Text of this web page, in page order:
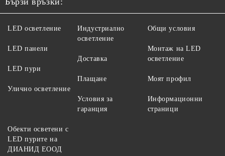
LED осветление
LED панели
LED пури
Улично осветление
Индустриално
осветление
Доставка
Плащане
Условия за
гаранция
Общи условия
Монтаж на LED
осветление
Моят профил
Информационни
страници
Обекти осветени с
LED пурите на
ДИАНИД ЕООД